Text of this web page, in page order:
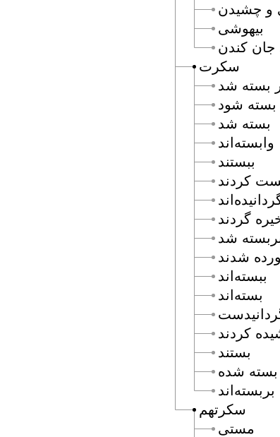
سكرت
سكرتهم
و چشيدن
بيهوشى
كندن
بسته شد
بسته شود
بسته شد
وابسته‌اند
ببستند
كردند
گردند
شد
شدند
ببسته‌اند
بسته‌اند
كردند
بستند
بسته شده
بربسته‌اند
مستى